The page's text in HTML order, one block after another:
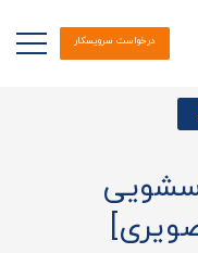
درخواست سرویسکار